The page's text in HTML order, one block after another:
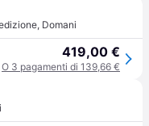
, Domani
419,00 €
O 3 pagamenti di 139,66 €